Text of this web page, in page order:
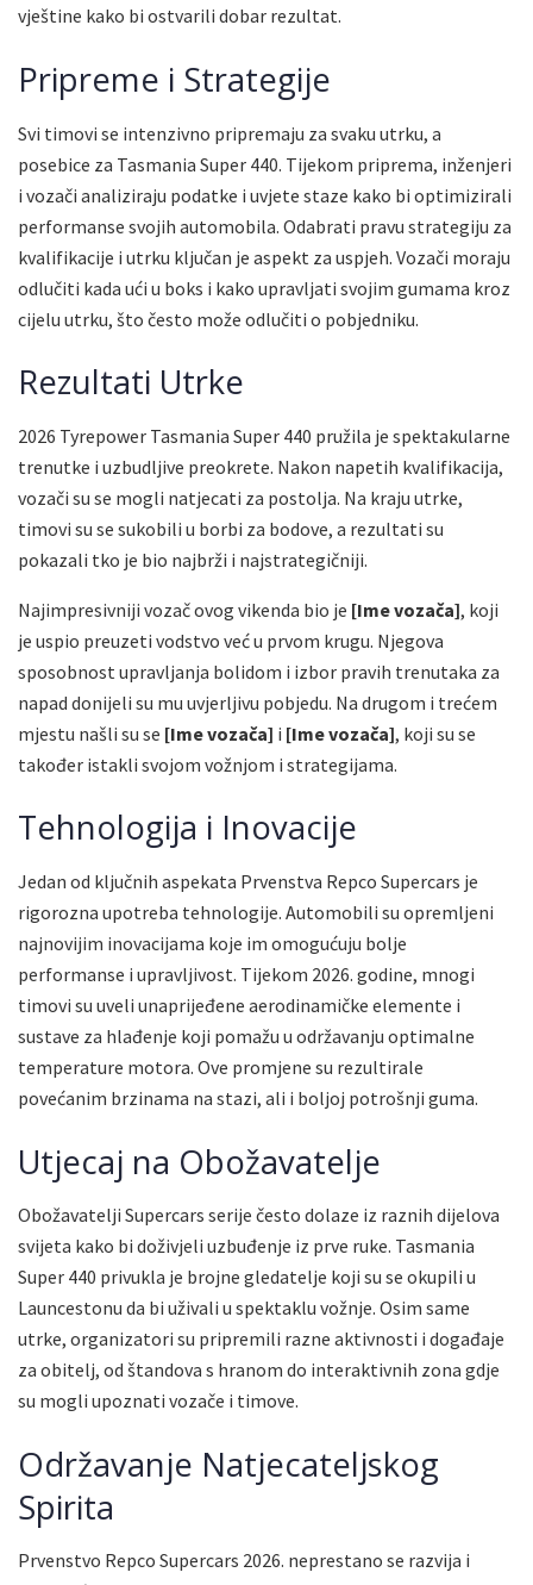
vještine kako bi ostvarili dobar rezultat.
Pripreme i Strategije
Svi timovi se intenzivno pripremaju za svaku utrku, a
posebice za Tasmania Super 440. Tijekom priprema, inženjeri
i vozači analiziraju podatke i uvjete staze kako bi optimizirali
performanse svojih automobila. Odabrati pravu strategiju za
kvalifikacije i utrku ključan je aspekt za uspjeh. Vozači moraju
odlučiti kada ući u boks i kako upravljati svojim gumama kroz
cijelu utrku, što često može odlučiti o pobjedniku.
Rezultati Utrke
2026 Tyrepower Tasmania Super 440 pružila je spektakularne
trenutke i uzbudljive preokrete. Nakon napetih kvalifikacija,
vozači su se mogli natjecati za postolja. Na kraju utrke,
timovi su se sukobili u borbi za bodove, a rezultati su
pokazali tko je bio najbrži i najstrategičniji.
Najimpresivniji vozač ovog vikenda bio je [Ime vozača], koji
je uspio preuzeti vodstvo već u prvom krugu. Njegova
sposobnost upravljanja bolidom i izbor pravih trenutaka za
napad donijeli su mu uvjerljivu pobjedu. Na drugom i trećem
mjestu našli su se [Ime vozača] i [Ime vozača], koji su se
također istakli svojom vožnjom i strategijama.
Tehnologija i Inovacije
Jedan od ključnih aspekata Prvenstva Repco Supercars je
rigorozna upotreba tehnologije. Automobili su opremljeni
najnovijim inovacijama koje im omogućuju bolje
performanse i upravljivost. Tijekom 2026. godine, mnogi
timovi su uveli unaprijeđene aerodinamičke elemente i
sustave za hlađenje koji pomažu u održavanju optimalne
temperature motora. Ove promjene su rezultirale
povećanim brzinama na stazi, ali i boljoj potrošnji guma.
Utjecaj na Obožavatelje
Obožavatelji Supercars serije često dolaze iz raznih dijelova
svijeta kako bi doživjeli uzbuđenje iz prve ruke. Tasmania
Super 440 privukla je brojne gledatelje koji su se okupili u
Launcestonu da bi uživali u spektaklu vožnje. Osim same
utrke, organizatori su pripremili razne aktivnosti i događaje
za obitelj, od štandova s hranom do interaktivnih zona gdje
su mogli upoznati vozače i timove.
Održavanje Natjecateljskog
Spirita
Prvenstvo Repco Supercars 2026. neprestano se razvija i